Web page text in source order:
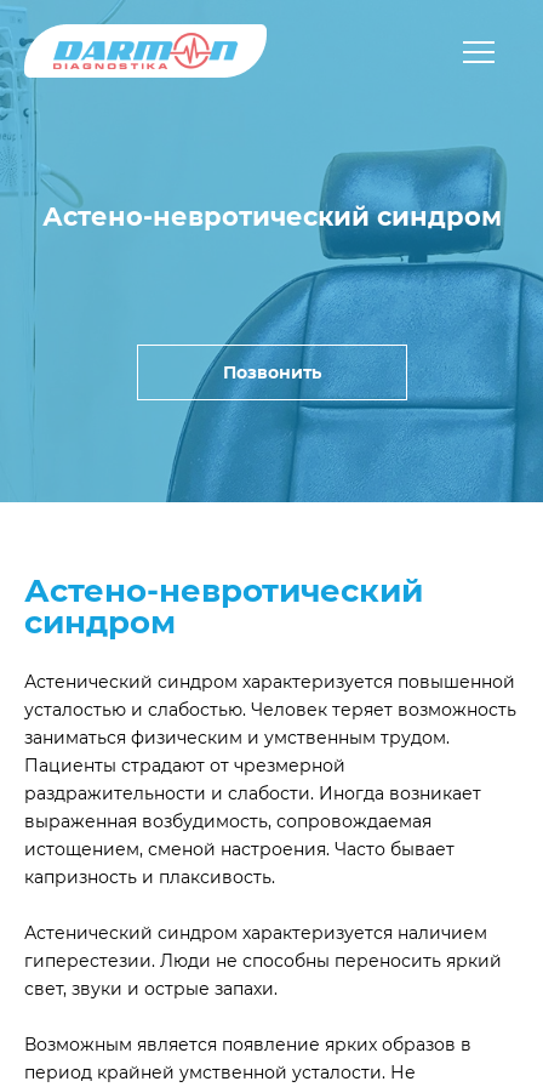
Астено-невротический синдром
Позвонить
Астено-невротический
синдром
Астенический синдром характеризуется повышенной
усталостью и слабостью. Человек теряет возможность
заниматься физическим и умственным трудом.
Пациенты страдают от чрезмерной
раздражительности и слабости. Иногда возникает
выраженная возбудимость, сопровождаемая
истощением, сменой настроения. Часто бывает
капризность и плаксивость.
Астенический синдром характеризуется наличием
гиперестезии. Люди не способны переносить яркий
свет, звуки и острые запахи.
Возможным является появление ярких образов в
период крайней умственной усталости. Не